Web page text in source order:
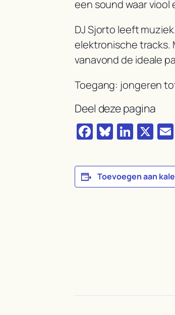
een sound waar
DJ Sjorto leeft
elektronische tracks.
vanavond de ideale
Toegang: jongeren
Deel deze pagina
Facebook
Bluesky
X
Toevoegen aan